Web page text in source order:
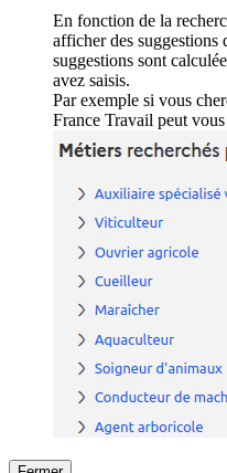
En fonction de la
afficher des suggestions
suggestions sont
avez saisis.
Par exemple si vous
France Travail peut